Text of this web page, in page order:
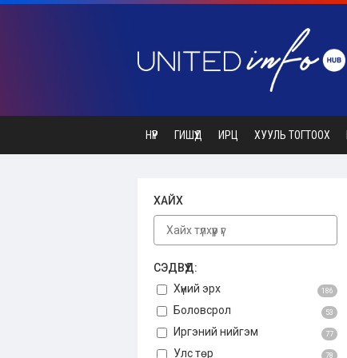
НҮҮР ГИШҮҮД ИРЦ ХУУЛЬ ТОГТООХ
ХАЙХ
СЭДВҮҮД:
Хүний эрх
186
Боловсрол 53
Иргэний нийгэм 77
Улс төр 78